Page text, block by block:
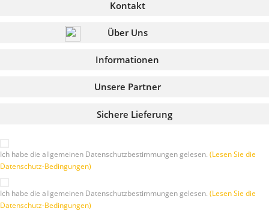
Kontakt
Über Uns
Informationen
Sichere Lieferung
Unsere Partner
Ich habe die allgemeinen Datenschutzbestimmungen gelesen. (Lesen Sie die
Datenschutz-Bedingungen)
Ich habe die allgemeinen Datenschutzbestimmungen gelesen. (Lesen Sie die
Datenschutz-Bedingungen)